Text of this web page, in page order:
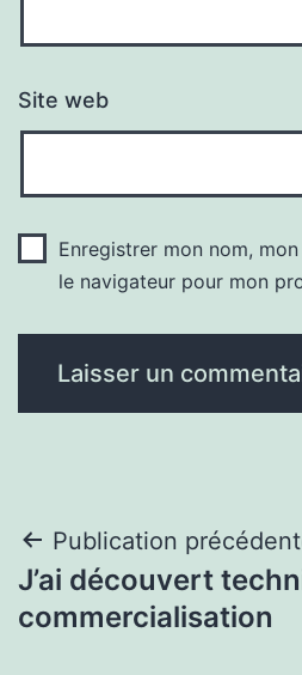
Site web
Enregistrer mon nom,
le navigateur pour mon
Navigation
de
Publication
J’ai découvert
commercialisation